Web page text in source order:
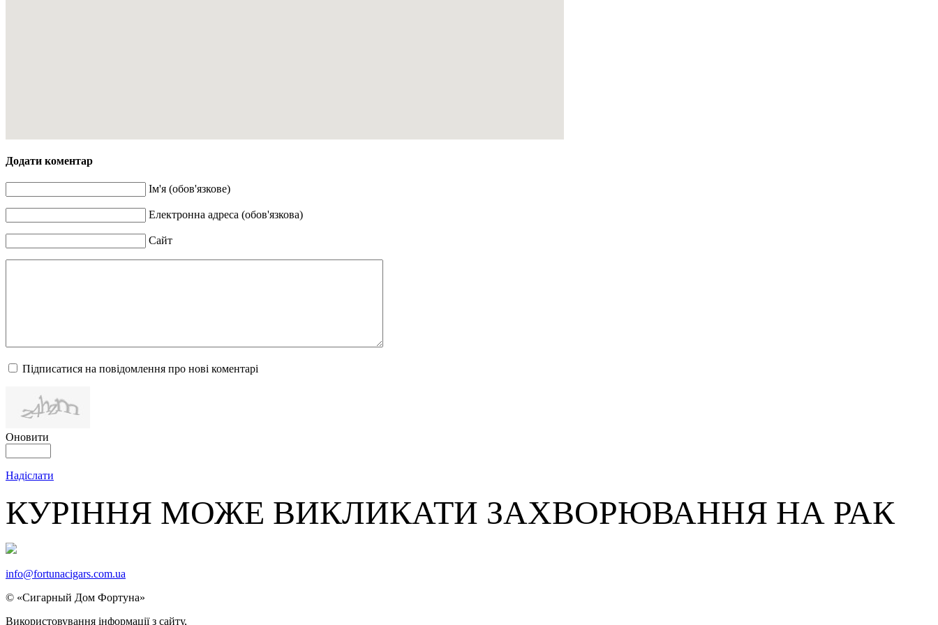
Додати коментар
Ім'я (обов'язкове)
Електронна адреса (обов'язкова)
Сайт
Підписатися на повідомлення про нові коментарі
Оновити
Надіслати
КУРІННЯ МОЖЕ ВИКЛИКАТИ ЗАХВОРЮВАННЯ НА РАК
info@fortunacigars.com.ua
© «Сигарный Дом Фортуна»
Використовування інформаціїз сайту,